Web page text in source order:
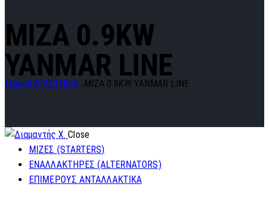
MIZA 0.9KW
YANMAR LINE
Home ΚΑΤΑΣΤΗΜΑ... MIZA 0.9KW YANMAR LINE
Close
ΜΙΖΕΣ (STARTERS)
ΕΝΑΛΛΑΚΤΗΡΕΣ (ALTERNATORS)
ΕΠΙΜΕΡΟΥΣ ΑΝΤΑΛΛΑΚΤΙΚΑ